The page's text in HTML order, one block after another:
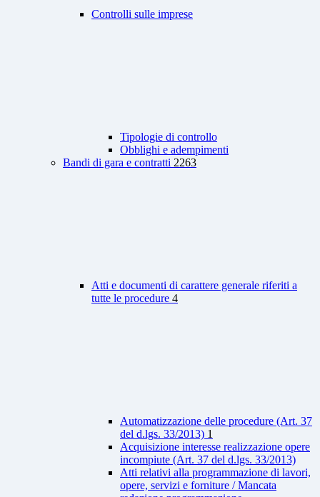
Controlli sulle imprese
Tipologie di controllo
Obblighi e adempimenti
Bandi di gara e contratti 2263
Atti e documenti di carattere generale riferiti a
tutte le procedure 4
Automatizzazione delle procedure (Art. 37
del d.lgs. 33/2013) 1
Acquisizione interesse realizzazione opere
incompiute (Art. 37 del d.lgs. 33/2013)
Atti relativi alla programmazione di lavori,
opere, servizi e forniture / Mancata